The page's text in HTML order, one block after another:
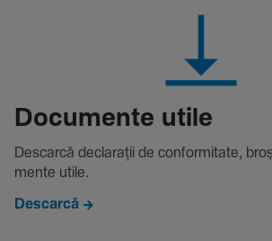
Docu­mente utile
Descarcă decla­rații de conformitate,
mente utile.
Descarcă